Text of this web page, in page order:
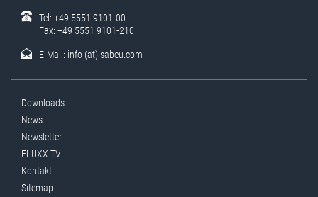
Tel: +49 5551 9101-00
Fax: +49 5551 9101-210
E-Mail: info (at) sabeu.com
Downloads
News
Newsletter
FLUXX TV
Kontakt
Sitemap